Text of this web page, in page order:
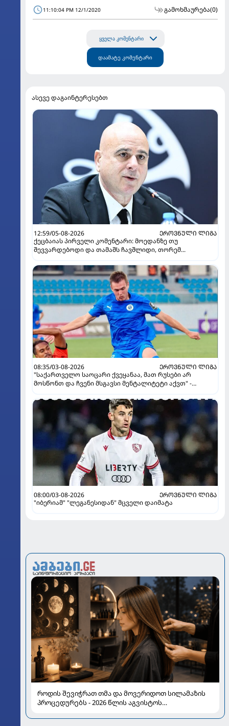
11:10:04 PM 12/1/2020 გამოხმაურება(0)
ყველა კომენტარი
დაამატე კომენტარი
ასევე დაგაინტერესებთ
12:59/05-08-2026
ᲔᲠᲝᲕᲜᲣᲚᲘ ᲚᲘᲒᲐ
ქეცბაიას პირველი კომენტარი: მოედანზე თუ
შევვარდებოდი და თამაშს ჩავშლიდი, თორემ...
08:35/03-08-2026
ᲔᲠᲝᲕᲜᲣᲚᲘ ᲚᲘᲒᲐ
"საქართველო საოცარი ქვეყანაა, მათ რუსები არ
მოსწონთ და ჩვენი მსგავსი მენტალიტეტი აქვთ" -
08:00/03-08-2026
ᲔᲠᲝᲕᲜᲣᲚᲘ ᲚᲘᲒᲐ
"იბერიამ" "ლეგანესიდან" მცველი დაიმატა
როდის შევიჭრათ თმა და მოვერიდოთ სილამაზის
პროცედურებს - 2026 წლის აგვისტოს